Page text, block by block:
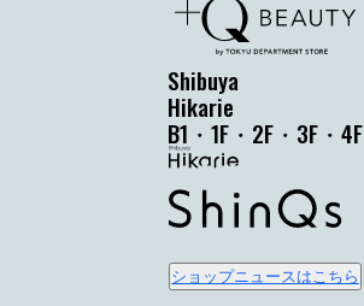
Shibuya
Hikarie
B1・1F・2F・3F・4F
ショップニュースはこちら